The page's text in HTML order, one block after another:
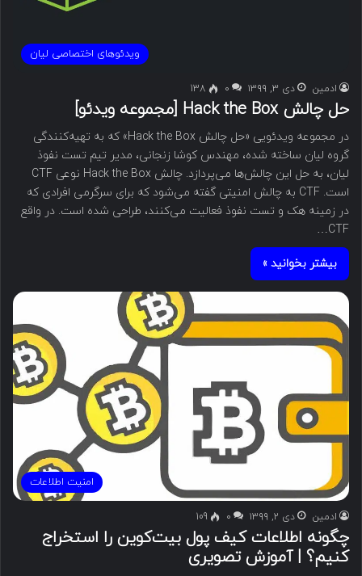
ویدئوهای اختصاصی لیان
ادمین دی ۳, ۱۳۹۹ ۰ 138
حل چالش Hack the Box [مجموعه ویدئو]
در مجموعه ویدئویی «حل چالش Hack the Box» که به تهیه‌کنندگی
گروه لیان ساخته شده، مهندس کوشا زنجانی، مدیر تیم تست نفوذ
لیان، به حل این چالش‌ها می‌پردازد. چالش Hack the Box نوعی CTF
است. CTF به چالش امنیتی گفته می‌شود که برای سرگرمی افرادی که
در زمینه هک و تست نفوذ فعالیت می‌کنند، طراحی شده است. در واقع
CTF…
بیشتر بخوانید »
امنیت اطلاعات
ادمین دی ۲, ۱۳۹۹ ۰ 109
چگونه اطلاعات کیف پول بیت‌کوین را استخراج
کنیم؟ | آموزش تصویری